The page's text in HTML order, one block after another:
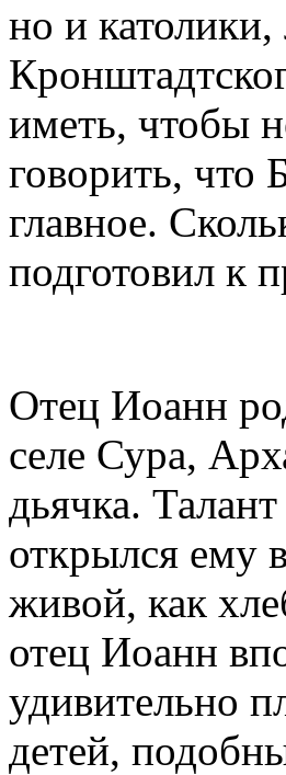
но и
иметь, чтобы
говорить, что
главное.
подготовил к
Отец Иоанн
селе Сура,
дьячка.
открылся ему
живой, как
отец Иоанн
удивительно
детей,